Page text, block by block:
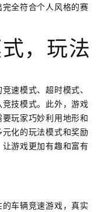
全符合个人风格的赛
，玩法
速模式、超时模式、
技模式。此外，游戏
玩家巧妙利用地形和
化的玩法模式和奖励
游戏更加有趣和富有
车辆竞速游戏，真实